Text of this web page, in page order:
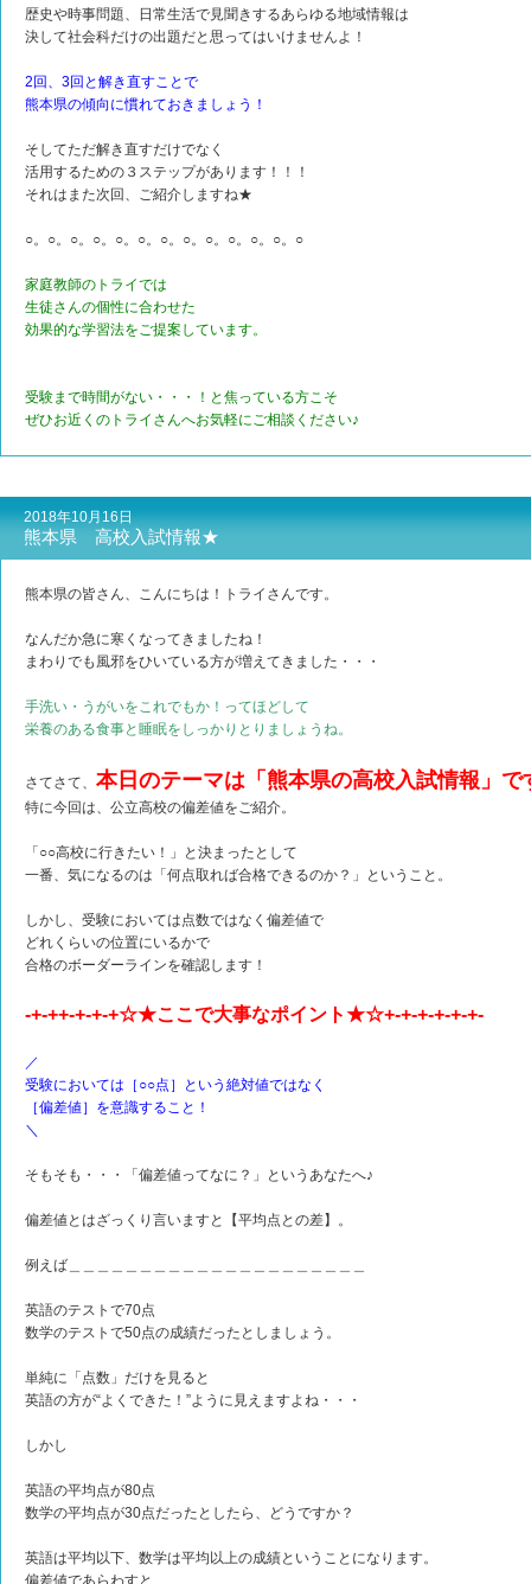
歴史や時事問題、日常生活で見聞きするあらゆる地域情報は
決して社会科だけの出題だと思ってはいけませんよ！
2回、3回と解き直すことで
熊本県の傾向に慣れておきましょう！
そしてただ解き直すだけでなく
活用するための３ステップがあります！！！
それはまた次回、ご紹介しますね★
○。○。○。○。○。○。○。○。○。○。○。○。○
家庭教師のトライでは
生徒さんの個性に合わせた
効果的な学習法をご提案しています。
受験まで時間がない・・・！と焦っている方こそ
ぜひお近くのトライさんへお気軽にご相談ください♪
2018年10月16日
熊本県 高校入試情報★
熊本県の皆さん、こんにちは！トライさんです。
なんだか急に寒くなってきましたね！
まわりでも風邪をひいている方が増えてきました・・・
手洗い・うがいをこれでもか！ってほどして
栄養のある食事と睡眠をしっかりとりましょうね。
さてさて、 本日のテーマは「熊本県の高校入試情報」で
特に今回は、公立高校の偏差値をご紹介。
「○○高校に行きたい！」と決まったとして
一番、気になるのは「何点取れば合格できるのか？」ということ。
しかし、受験においては点数ではなく偏差値で
どれくらいの位置にいるかで
合格のボーダーラインを確認します！
-+-++-+-+-+☆★ここで大事なポイント★☆+-+-+-+-+-+-
／
受験においては［○○点］という絶対値ではなく
［偏差値］を意識すること！
＼
そもそも・・・「偏差値ってなに？」というあなたへ♪
偏差値とはざっくり言いますと【平均点との差】。
例えば＿＿＿＿＿＿＿＿＿＿＿＿＿＿＿＿＿＿＿＿＿
英語のテストで70点
数学のテストで50点の成績だったとしましょう。
単純に「点数」だけを見ると
英語の方が“よくできた！”ように見えますよね・・・
しかし
英語の平均点が80点
数学の平均点が30点だったとしたら、どうですか？
英語は平均以下、数学は平均以上の成績ということになります。
偏差値であらわすと